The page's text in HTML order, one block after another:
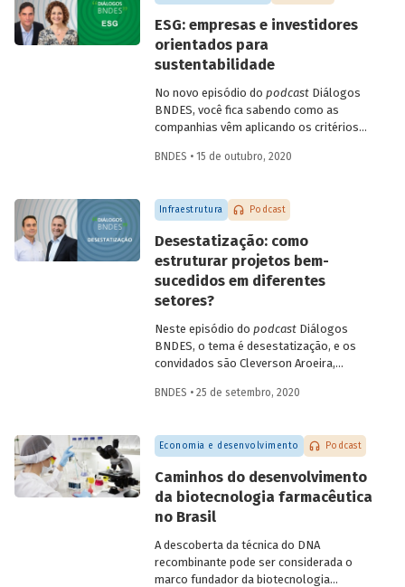
econômica no Brasil, criando empregos e
melhorando a qualidade de vida da
população.
ESG: empresas e investidores
orientados para
sustentabilidade
No novo episódio do podcastDiálogos
BNDES, você fica sabendo como as
companhias vêm aplicando os critérios
and governance- para adaptar seus
mais preocupado com sustentabilidade.
Confira o bate-papo entre Sonia Favaretto
e Julio Leite (superintendente do BNDES).
BNDES • 15 de outubro, 2020
Infraestrutura Podcast
Desestatização: como
estruturar projetos bem-
sucedidos em diferentes
setores?
Neste episódio do podcastDiálogos
BNDES, o tema é desestatização, e os
convidados são Cleverson Aroeira,
de Parcerias de Investimento do BNDES, e
International Finance Corporation (IFC),
do Grupo Banco Mundial. Na conversa,
modalidades de desestatização, os
modelos de regulação e contrato, o
processo de estruturação de projetos e
investimentos e parcerias com o setor
privado.
BNDES • 25 de setembro, 2020
Economia e desenvolvimento Podcast
Caminhos do desenvolvimento
da biotecnologia farmacêutica
no Brasil
A descoberta da técnica do DNA
recombinante pode ser considerada o
marco fundador da biotecnologia